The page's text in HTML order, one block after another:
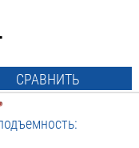
СРАВНИТЬ